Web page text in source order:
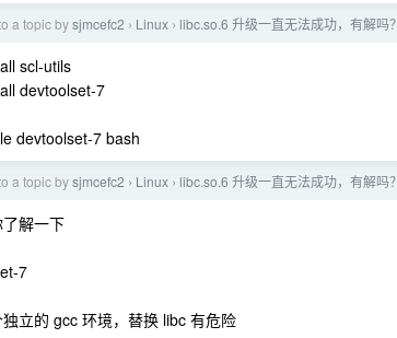
a topic bysjmcefc2 › Linux › libc.so.6 升级一直无法成功，有解吗？
scl-utils
devtoolset-7
devtoolset-7 bash
a topic bysjmcefc2 › Linux › libc.so.6 升级一直无法成功，有解吗？
解一下
7
立的 gcc 环境，替换 libc 有危险